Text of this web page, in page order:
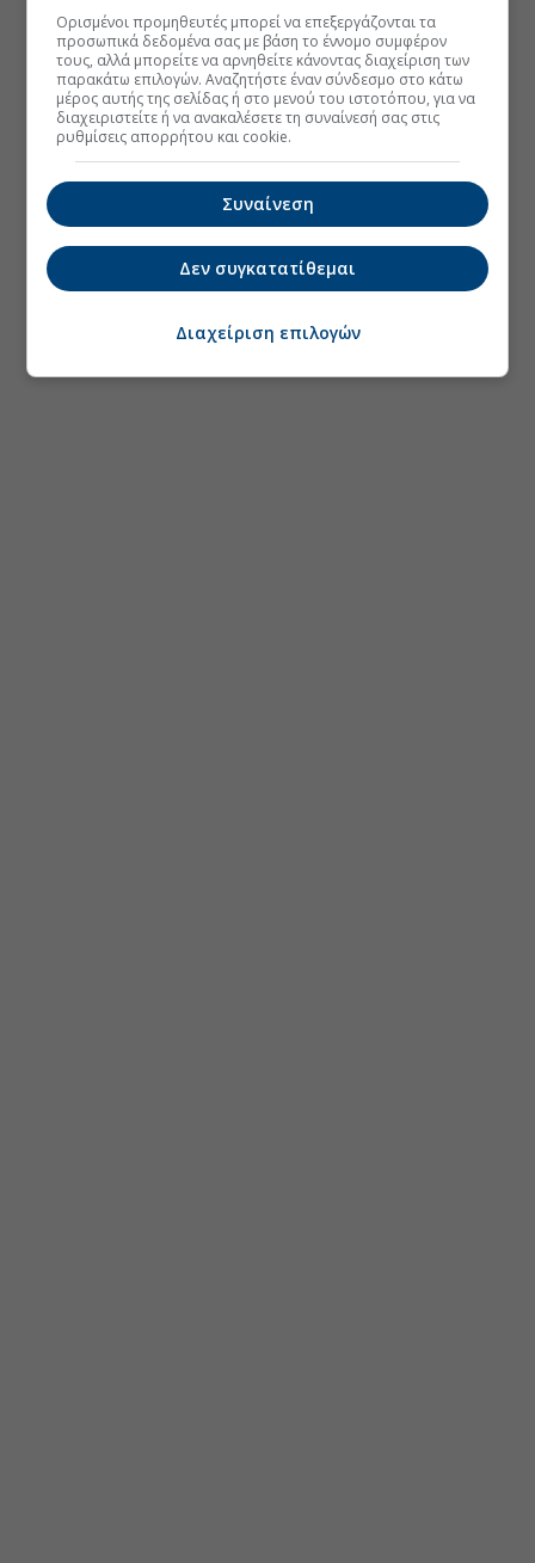
Ορισμένοι προμηθευτές μπορεί να επεξεργάζονται τα
προσωπικά δεδομένα σας με βάση το έννομο συμφέρον
τους, αλλά μπορείτε να αρνηθείτε κάνοντας διαχείριση των
παρακάτω επιλογών. Αναζητήστε έναν σύνδεσμο στο κάτω
μέρος αυτής της σελίδας ή στο μενού του ιστοτόπου, για να
διαχειριστείτε ή να ανακαλέσετε τη συναίνεσή σας στις
ρυθμίσεις απορρήτου και cookie.
Συναίνεση
Δεν συγκατατίθεμαι
Διαχείριση επιλογών